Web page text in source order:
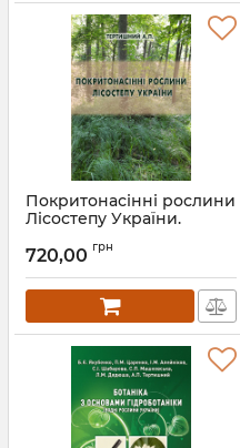
Покритонасінні рослини
Лісостепу України.
Артикул: Л12949
720,00 грн